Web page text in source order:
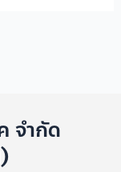
จำกัด